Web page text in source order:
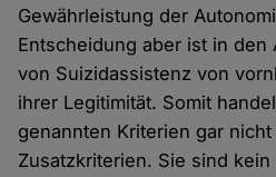
Gewährleistung der
Entscheidung aber ist in
von Suizidassistenz von
ihrer Legitimität. Somit
genannten Kriterien gar
Zusatzkriterien. Sie sind